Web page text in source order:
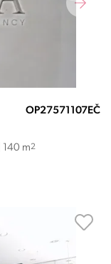
OP27571107EČ
140 m2